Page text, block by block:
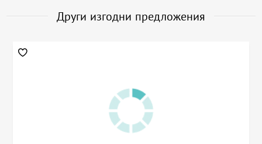
Други изгодни предложения